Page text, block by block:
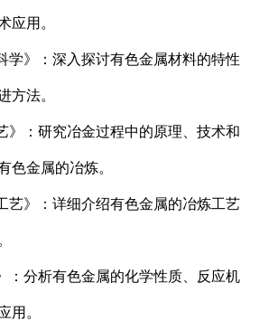
应用。
学》：深入探讨有色金属材料的特性
方法。
》：研究冶金过程中的原理、技术和
色金属的冶炼。
艺》：详细介绍有色金属的冶炼工艺
：分析有色金属的化学性质、反应机
用。